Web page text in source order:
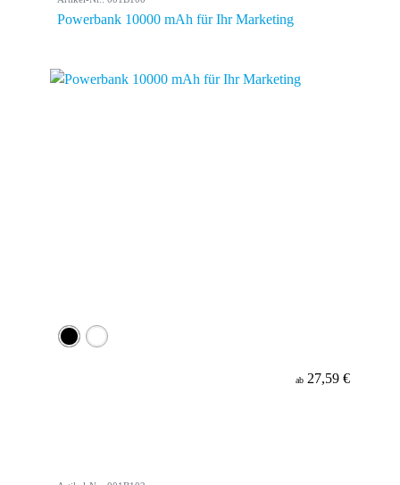
Powerbank 10000 mAh für Ihr Marketing
ab 27,59 €